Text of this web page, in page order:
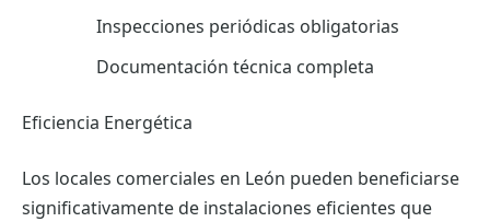
Inspecciones periódicas obligatorias
Documentación técnica completa
Eficiencia Energética
Los locales comerciales en León pueden beneficiarse
significativamente de instalaciones eficientes que